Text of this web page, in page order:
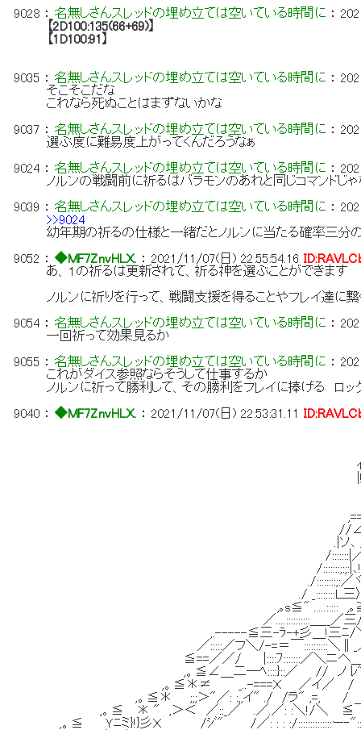
9028 ：名無しさんスレッドの埋め立ては空いている時間に ：
【2D100:135(66+69)】
【1D100:91】
9035 ：名無しさんスレッドの埋め立ては空いている時間に ：
そこそこだな
これなら死ぬことはまずないかな
9037 ：名無しさんスレッドの埋め立ては空いている時間に ：
選ぶ度に難易度上がってくんだろうなぁ
9024 ：名無しさんスレッドの埋め立ては空いている時間に ：
ノルンの戦闘前に祈るはバラモンのあれと同じコマンド
9039 ：名無しさんスレッドの埋め立ては空いている時間に ：
>>9024
幼年期の祈るの仕様と一緒だとノルンに当たる確率三分
9052 ：◆MF7ZnvHLX. ：2021/11/07(日) 22:55:54.16
あ、１の祈るは更新されて、祈る神を選ぶことができます
ノルンに祈りを行って、戦闘支援を得ることやフレイ達に繋
9054 ：名無しさんスレッドの埋め立ては空いている時間に ：
一回祈って効果見るか
9055 ：名無しさんスレッドの埋め立ては空いている時間に ：
これがダイス参照ならそうして仕事するか
ノルンに祈って勝利して、その勝利をフレイに捧げる ロッ
9040 ：◆MF7ZnvHLX. ：2021/11/07(日) 22:53:31.11
ｲ;;;!Y￣ミミ
|!{=/ヤ"ﾚｙミ
,==r~ﾍ／ _＞
//∠ﾖフ≦三乃
.|ソ､ /レl＞三//::::::::
/:::::::|／ミ､＜／"::::::〉､
/:::::::;:;:|､!!:::/_二ミ､:::::ﾍ: :
./::::::::;:／ヾ|//三＞≧､:ﾍ :
./ _::::::::Ｌ三〉~,ﾚﾞ＼－-三ﾐ
,｡s≦" .....::::: ,｡≧!::::.. ＼
／....::::::::::＿__／三/Ａ:: :::／≧､
,.-----≦三-ﾗ-+彡＿!三ﾆ/＼ｲ} {三三
／:::::／フ＼/-=＝￣::::::::::＼∥_／ _Ｘ
≦==／／/ |::::ﾌ:::::::／＼ニへ＿／ :＼
,。≦∠＿二―ﾍ::::}::／ // ノ ﾚ" !ｲ:::::::::::
,。≦＊≠ _..-===Ｘ ／イ／ / /
,。≦＊ ;;;＞"／: :,,イ" ./ /ラ" ,=, / /‐〈
,。≦ ＊ " ,＞＜ ／::_／ .／.／: :＼!/＼ ≦￣ﾌ": :
,。≦ Ｙﾆミ}!}彡Ｘ /ｼﾞ" /／: : : :/::::::::::::::ー‐"::::| : : : ﾍ